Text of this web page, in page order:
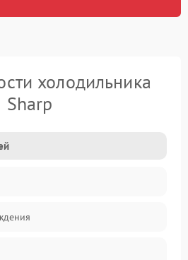
холодильника
Sharp